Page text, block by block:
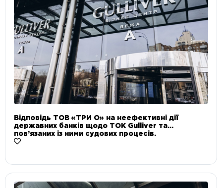
Відповідь ТОВ «ТРИ О» на неефективні дії
державних банків щодо ТОК Gulliver та
пов’язаних із ними судових процесів.